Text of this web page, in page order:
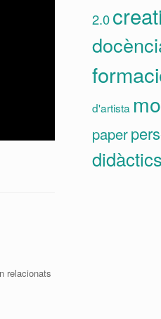
relacionats
2.0
d'artista
paper
didàctics